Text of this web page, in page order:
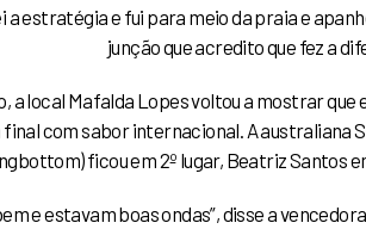
a estratégia e fui para meio da praia e
junção que acredito que fez a
a local Mafalda Lopes voltou a mostrar
com sabor internacional. A australiana
ficou em 2º lugar, Beatriz Santos
e estavam boas ondas”, disse a